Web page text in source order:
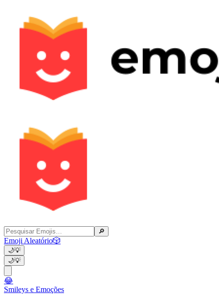
🔎
Emoji Aleatório🎲
🌙💡
🌙💡
😂
Smileys e Emoções